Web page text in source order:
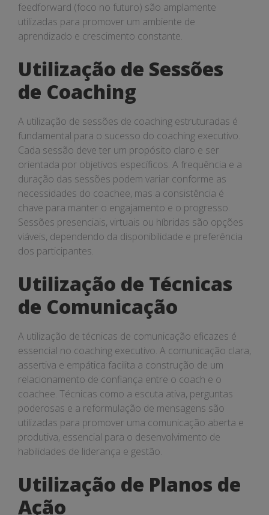
feedforward (foco no futuro) são amplamente
utilizadas para promover um ambiente de
aprendizado e crescimento constante.
Utilização de Sessões
de Coaching
A utilização de sessões de coaching estruturadas é
fundamental para o sucesso do coaching executivo.
Cada sessão deve ter um propósito claro e ser
orientada por objetivos específicos. A frequência e a
duração das sessões podem variar conforme as
necessidades do coachee, mas a consistência é
chave para manter o engajamento e o progresso.
Sessões presenciais, virtuais ou híbridas são opções
viáveis, dependendo da disponibilidade e preferência
dos participantes.
Utilização de Técnicas
de Comunicação
A utilização de técnicas de comunicação eficazes é
essencial no coaching executivo. A comunicação clara,
assertiva e empática facilita a construção de um
relacionamento de confiança entre o coach e o
coachee. Técnicas como a escuta ativa, perguntas
poderosas e a reformulação de mensagens são
utilizadas para promover uma comunicação aberta e
produtiva, essencial para o desenvolvimento de
habilidades de liderança e gestão.
Utilização de Planos de
Ação